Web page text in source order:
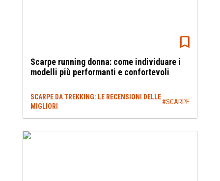
Scarpe running donna: come individuare i
modelli più performanti e confortevoli
SCARPE DA TREKKING: LE RECENSIONI DELLE
MIGLIORI
#SCARPE